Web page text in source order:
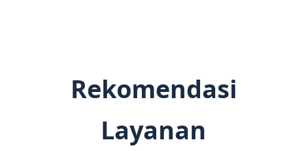
Rekomendasi
Layanan